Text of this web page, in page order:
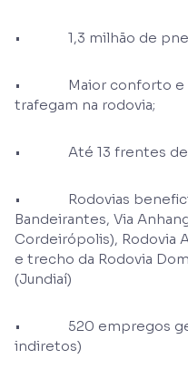
• 1,3 milhão de
• Maior conforto e
trafegam na rodovia;
• Até 13 frentes de
• Rodovias
Bandeirantes, Via
Cordeirópolis), Rodovia
e trecho da Rodovia
(Jundiaí)
• 520 empregos
indiretos)